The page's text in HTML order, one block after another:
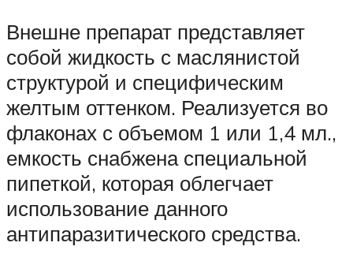
Внешне препарат представляет
собой жидкость с маслянистой
структурой и специфическим
желтым оттенком. Реализуется во
флаконах с объемом 1 или 1,4 мл.,
емкость снабжена специальной
пипеткой, которая облегчает
использование данного
антипаразитического средства.